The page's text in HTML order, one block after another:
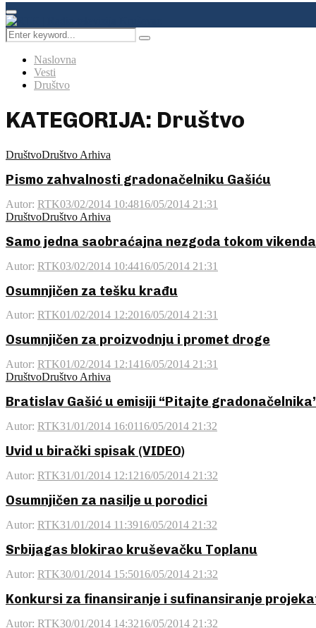
Facebook
Instagram
Youtube
Primary
Menu
Search
for:
Pretraga
Naslovna
Vesti
Društvo
KATEGORIJA: Društvo
DruštvoDruštvo Arhiva
Pismo zahvalnosti gradonačelniku Gašiću
Autor: RTK03/02/2014 10:4816/05/2014 21:31
DruštvoDruštvo Arhiva
Samo jedna saobraćajna nezgoda tokom vikenda
Autor: RTK03/02/2014 10:4416/05/2014 21:31
Osumnjičen za tešku krađu
Autor: RTK01/02/2014 12:2016/05/2014 21:31
Osumnjičen za proizvodnju i promet droge
Autor: RTK01/02/2014 12:1416/05/2014 21:31
DruštvoDruštvo Arhiva
Bratislav Gašić u emisiji “Pitajte gradonačelnika”
Autor: RTK31/01/2014 16:0116/05/2014 21:32
Uvid u birački spisak (VIDEO)
Autor: RTK31/01/2014 12:1216/05/2014 21:32
Osumnjičen za nasilje u porodici
Autor: RTK31/01/2014 11:3916/05/2014 21:32
Srbijagas blokirao kruševačku Toplanu
Autor: RTK30/01/2014 15:5016/05/2014 21:32
Konkursi za finansiranje i sufinansiranje
Autor: RTK30/01/2014 14:3216/05/2014 21:32